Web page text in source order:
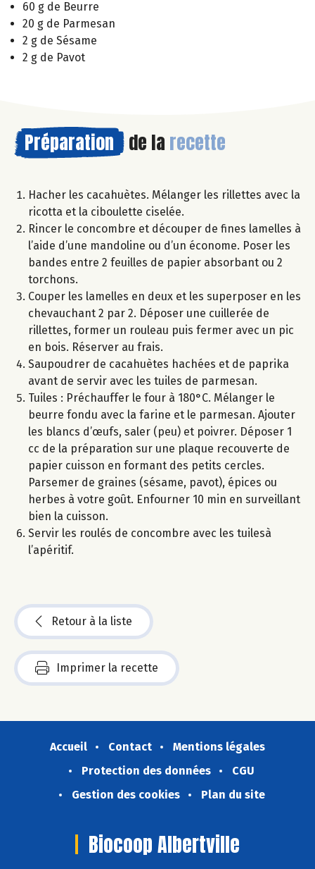
60 g de Beurre
20 g de Parmesan
2 g de Sésame
2 g de Pavot
Préparation de la recette
Hacher les cacahuètes. Mélanger les rillettes avec la
ricotta et la ciboulette ciselée.
Rincer le concombre et découper de fines lamelles à
l’aide d’une mandoline ou d’un économe. Poser les
bandes entre 2 feuilles de papier absorbant ou 2
torchons.
Couper les lamelles en deux et les superposer en les
chevauchant 2 par 2. Déposer une cuillerée de
rillettes, former un rouleau puis fermer avec un pic
en bois. Réserver au frais.
Saupoudrer de cacahuètes hachées et de paprika
avant de servir avec les tuiles de parmesan.
Tuiles : Préchauffer le four à 180°C. Mélanger le
beurre fondu avec la farine et le parmesan. Ajouter
les blancs d’œufs, saler (peu) et poivrer. Déposer 1
cc de la préparation sur une plaque recouverte de
papier cuisson en formant des petits cercles.
Parsemer de graines (sésame, pavot), épices ou
herbes à votre goût. Enfourner 10 min en surveillant
bien la cuisson.
Servir les roulés de concombre avec les tuilesà
l’apéritif.
Retour à la liste
Imprimer la recette
Accueil Contact
Mentions légales
Protection des données
CGU
Gestion des cookies
Plan du site
Biocoop Albertville